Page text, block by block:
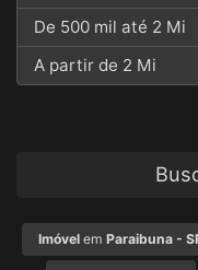
De 500 mil até 2 Mi
A partir de 2 Mi
Imóvel emParaibuna -